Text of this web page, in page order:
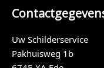
Uw Schilderservice
Pakhuisweg 1b